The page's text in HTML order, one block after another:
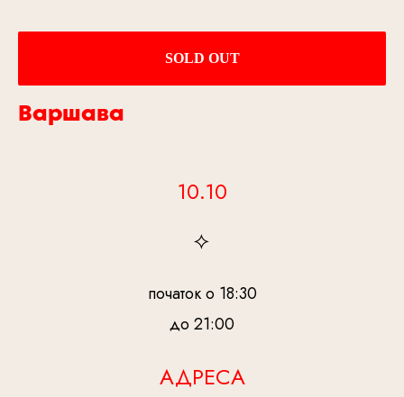
SOLD OUT
Варшава
10.10
початок о 18:30
до 21:00
АДРЕСА